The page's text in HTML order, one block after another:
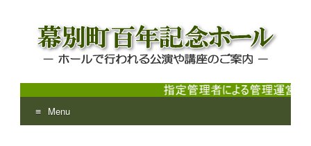
幕別町百年記念ホール
ホールで行われる公演や講座のご案内
Menu